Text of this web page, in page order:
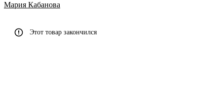
Мария Кабанова
Этот товар закончился